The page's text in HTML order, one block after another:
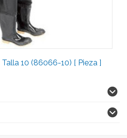
10 (86066-10) [ Pieza ]